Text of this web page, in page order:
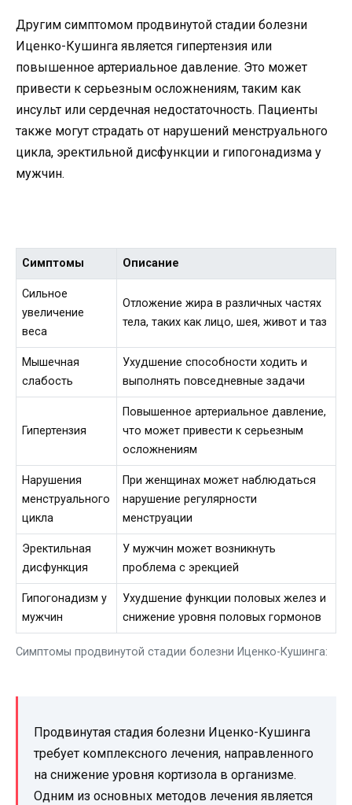
Другим симптомом продвинутой стадии болезни
Иценко-Кушинга является гипертензия или
повышенное артериальное давление. Это может
привести к серьезным осложнениям, таким как
инсульт или сердечная недостаточность. Пациенты
также могут страдать от нарушений менструального
цикла, эректильной дисфункции и гипогонадизма у
мужчин.
Симптомы продвинутой стадии болезни Иценко-Кушинга:
Симптомы Описание
Сильное
увеличение
веса
Отложение жира в различных частях
тела, таких как лицо, шея, живот и таз
Мышечная
слабость
Ухудшение способности ходить и
выполнять повседневные задачи
Гипертензия
Повышенное артериальное давление,
что может привести к серьезным
осложнениям
Нарушения
менструального
цикла
При женщинах может наблюдаться
нарушение регулярности
менструации
Эректильная
дисфункция
У мужчин может возникнуть
проблема с эрекцией
Гипогонадизм у
мужчин
Ухудшение функции половых желез и
снижение уровня половых гормонов
Продвинутая стадия болезни Иценко-Кушинга
требует комплексного лечения, направленного
на снижение уровня кортизола в организме.
Одним из основных методов лечения является